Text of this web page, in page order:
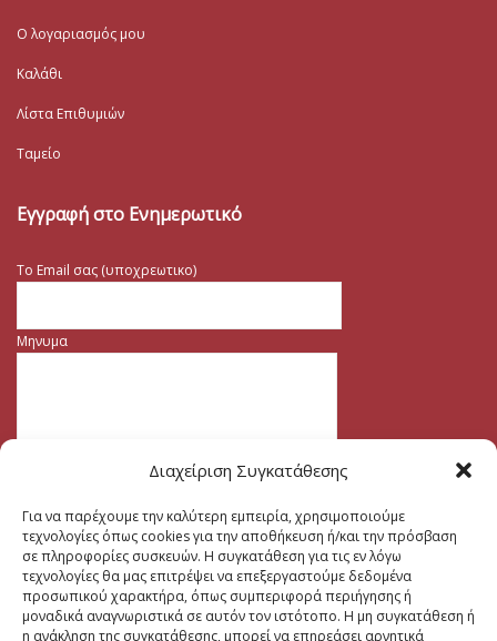
Διαχείριση Συγκατάθεσης
Για να παρέχουμε την καλύτερη εμπειρία, χρησιμοποιούμε
τεχνολογίες όπως cookies για την αποθήκευση ή/και την πρόσβαση
σε πληροφορίες συσκευών. Η συγκατάθεση για τις εν λόγω
τεχνολογίες θα μας επιτρέψει να επεξεργαστούμε δεδομένα
προσωπικού χαρακτήρα, όπως συμπεριφορά περιήγησης ή
μοναδικά αναγνωριστικά σε αυτόν τον ιστότοπο. Η μη συγκατάθεση ή
η ανάκληση της συγκατάθεσης, μπορεί να επηρεάσει αρνητικά
Ο λογαριασμός μου
Καλάθι
Λίστα Επιθυμιών
Ταμείο
Εγγραφή στο Ενημερωτικό
Το Email σας (υποχρεωτικο)
Μηνυμα